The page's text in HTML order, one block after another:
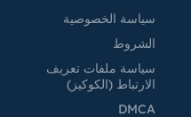
سياسة الخصوصية
الشروط
سياسة ملفات تعريف
الارتباط (الكوكيز)
DMCA